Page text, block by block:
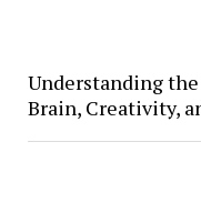
Understanding
Brain, Creativity,